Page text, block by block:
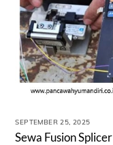
SEPTEMBER 25, 2025
Sewa Fusion